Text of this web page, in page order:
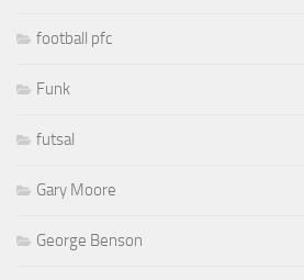
football pfc
Funk
futsal
Gary Moore
George Benson